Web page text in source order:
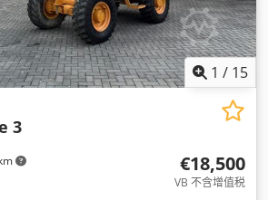
1 / 15
3
€18,500
VB 不含增值税